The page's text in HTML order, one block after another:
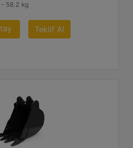
- 58.2 kg
Teklif Al